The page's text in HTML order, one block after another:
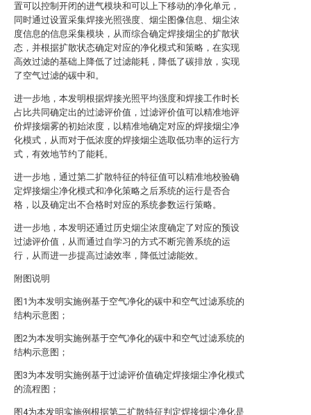
置可以控制开闭的进气模块和可以上下移动的净化单元，
同时通过设置采集焊接光照强度、烟尘图像信息、烟尘浓
度信息的信息采集模块，从而综合确定焊接烟尘的扩散状
态，并根据扩散状态确定对应的净化模式和策略，在实现
高效过滤的基础上降低了过滤能耗，降低了碳排放，实现
了空气过滤的碳中和。
进一步地，本发明根据焊接光照平均强度和焊接工作时长
占比共同确定出的过滤评价值，过滤评价值可以精准地评
价焊接烟雾的初始浓度，以精准地确定对应的焊接烟尘净
化模式，从而对于低浓度的焊接烟尘选取低功率的运行方
式，有效地节约了能耗。
进一步地，通过第二扩散特征的特征值可以精准地校验确
定焊接烟尘净化模式和净化策略之后系统的运行是否合
格，以及确定出不合格时对应的系统参数运行策略。
进一步地，本发明还通过历史烟尘浓度确定了对应的预设
过滤评价值，从而通过自学习的方式不断完善系统的运
行，从而进一步提高过滤效率，降低过滤能效。
附图说明
图1为本发明实施例基于空气净化的碳中和空气过滤系统的
结构示意图；
图2为本发明实施例基于空气净化的碳中和空气过滤系统的
结构示意图；
图3为本发明实施例基于过滤评价值确定焊接烟尘净化模式
的流程图；
图4为本发明实施例根据第二扩散特征判定焊接烟尘净化是